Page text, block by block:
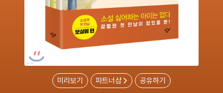
미리보기 파트너샵 공유하기